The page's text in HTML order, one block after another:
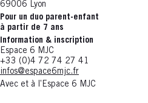
69006 Lyon
Pour un duo parent-enfant
à partir de 7 ans
Information & inscription
Espace 6 MJC
+33 (0)4 72 74 27 41
infos@espace6mjc.fr
Avec et à l’Espace 6 MJC